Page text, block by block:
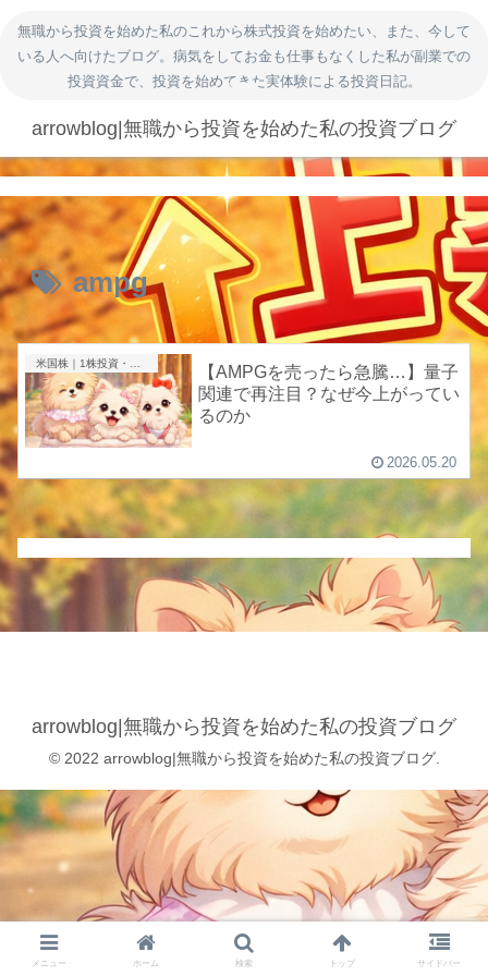
無職から投資を始めた私のこれから株式投資を始めたい、また、今して
いる人へ向けたブログ。病気をしてお金も仕事もなくした私が副業での
投資資金で、投資を始めてきた実体験による投資日記。
arrowblog|無職から投資を始めた私の投資ブログ
ampg
米国株｜1株投資・成長株
【AMPGを売ったら急騰…】量子
関連で再注目？なぜ今上がってい
るのか
2026.05.20
arrowblog|無職から投資を始めた私の投資ブログ
© 2022 arrowblog|無職から投資を始めた私の投資ブログ.
メニュー ホーム 検索 トップ サイドバー